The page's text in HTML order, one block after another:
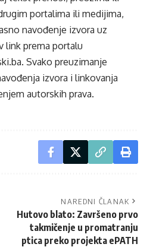
portalima ili medijima,
navođenje izvora uz
link prema portalu
. Svako preuzimanje
izvora i linkovanja
autorskih prava.
NAREDNI ČLANAK
Hutovo blato: Završeno prvo
takmičenje u promatranju
ptica preko projekta ePATH